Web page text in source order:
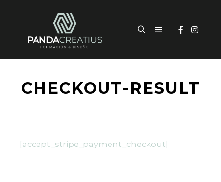
CHECKOUT-RESULT
[accept_stripe_payment_checkout]